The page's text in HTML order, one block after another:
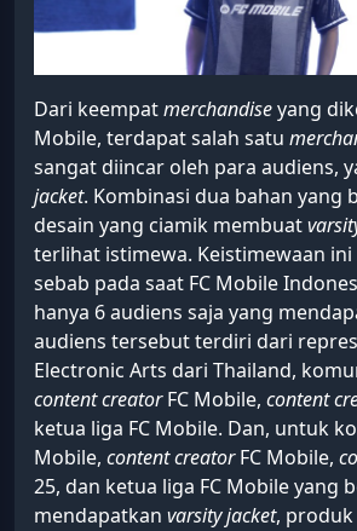
Dari keempatmerchandiseyang
Mobile, terdapat salah satu
sangat diincar oleh para audiens,
jacket. Kombinasi dua bahan yang
desain yang ciamik membuat
terlihat istimewa. Keistimewaan
sebab pada saat FC Mobile
hanya 6 audiens saja yang
audiens tersebut terdiri dari
Electronic Arts dari Thailand,
content creatorFC Mobile, content
ketua liga FC Mobile. Dan, untuk
Mobile, content creatorFC Mobile,
25, dan ketua liga FC Mobile yang
mendapatkan varsity jacket,